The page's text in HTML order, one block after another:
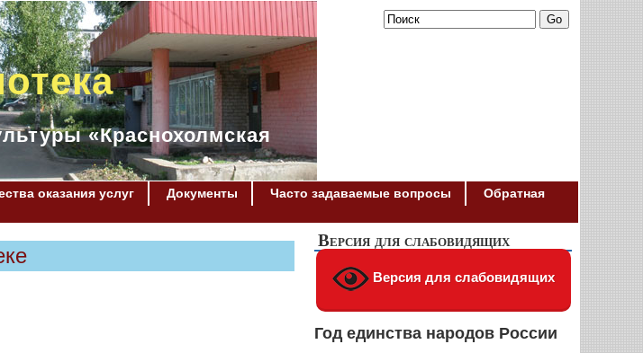
«Краснохолмская
оказания услуг Документы Часто задаваемые вопросы
Обратная
Версия для слабовидящих
Версия для слабовидящих
Год единства народов России